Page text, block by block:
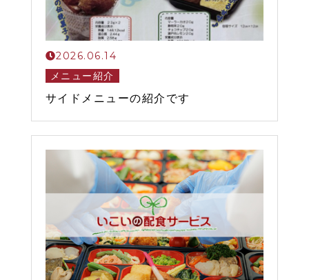
2026.06.14
メニュー紹介
サイドメニューの紹介です